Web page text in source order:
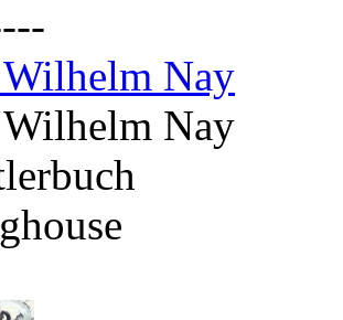
Nay
Nay